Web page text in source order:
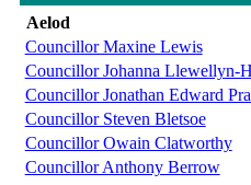
Aelod
Councillor Maxine Lewis
Councillor Johanna Llewellyn-
Councillor Jonathan Edward
Councillor Steven Bletsoe
Councillor Owain Clatworthy
Councillor Anthony Berrow